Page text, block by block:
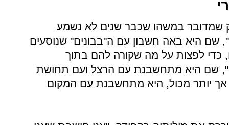
שמדובר במשהו שכבר שנים לא נשמע
שם היא באה חשבון עם ה"בבונים" שנוסעים
כדי לפצות על מה שקורה להם בתוך
שם היא מתחשבנת עם הרצל ועם תחושת
יותר מכול, היא מתחשבנת עם המקום